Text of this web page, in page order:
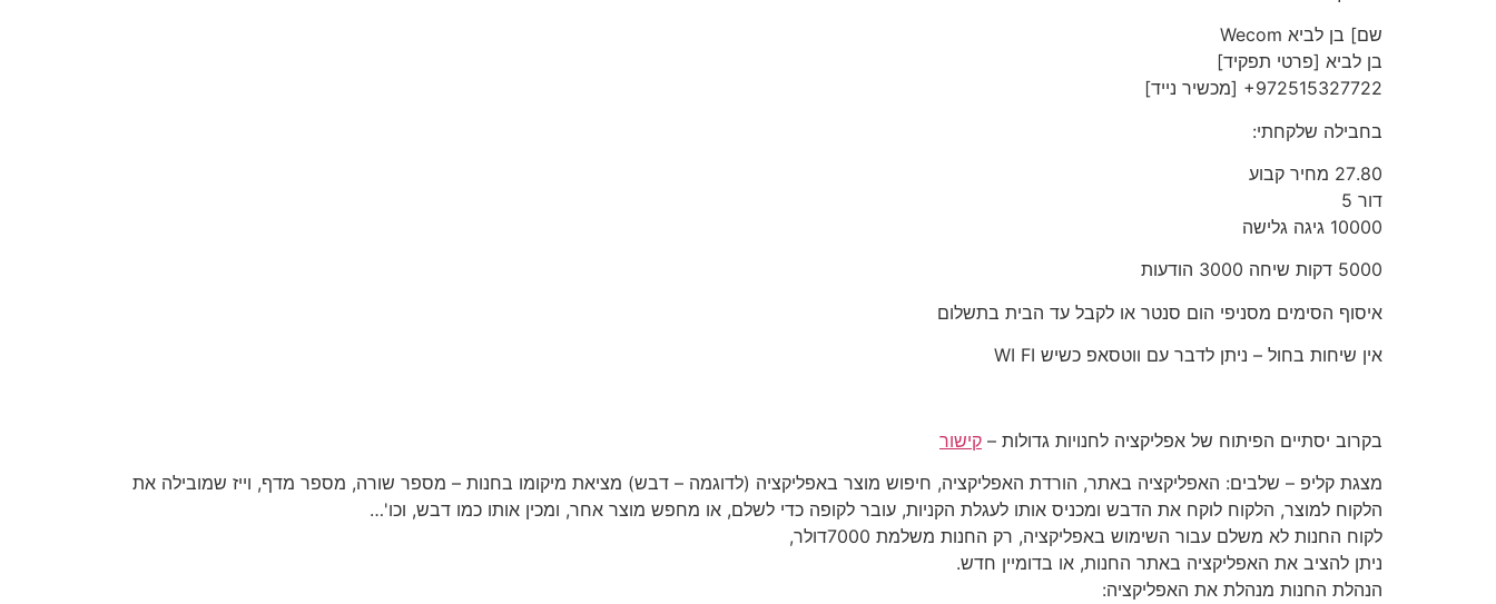
שם] בן לביא Wecom
‎+972515327722‎ [מכשיר נייד]
בחבילה שלקחתי:
27.80 מחיר קבוע
דור 5
10000 גיגה גלישה
5000 דקות שיחה 3000 הודעות
איסוף הסימים מסניפי הום סנטר או לקבל עד הבית בתשלום
אין שיחות בחול – ניתן לדבר עם ווטסאפ כשיש WI FI
בקרוב יסתיים הפיתוח של אפליקציה לחנויות גדולות – קישור
מצגת קליפ – שלבים: האפליקציה באתר, הורדת האפליקציה, חיפוש מוצר באפליקציה (לדוגמה – דבש) מציאת מיקומו בחנות – מספר שורה, מספר מדף, וייז שמובילה את
הלקוח למוצר, הלקוח לוקח את הדבש ומכניס אותו לעגלת הקניות, עובר לקופה כדי לשלם, או מחפש מוצר אחר, ומכין אותו כמו דבש, וכו'…
לקוח החנות לא משלם עבור השימוש באפליקציה, רק החנות משלמת 7000דולר,
ניתן להציב את האפליקציה באתר החנות, או בדומיין חדש.
הנהלת החנות מנהלת את האפליקציה: